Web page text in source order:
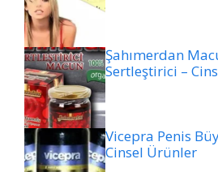
Şahımerdan
Sertleştirici –
Vicepra Penis
Cinsel Ürünler